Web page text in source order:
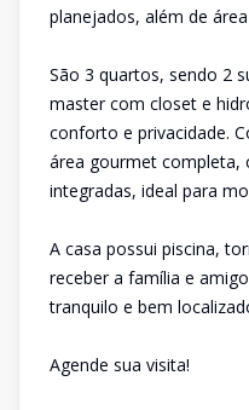
planejados, além de
São 3 quartos, sendo 2
master com closet e
conforto e privacidade.
área gourmet completa,
integradas, ideal para
A casa possui piscina,
receber a família e
tranquilo e bem
Agende sua visita!